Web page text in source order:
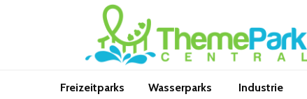
Freizeitparks Wasserparks Industrie